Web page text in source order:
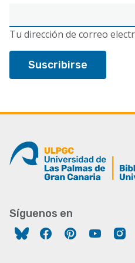
electrónico
Tu dirección de correo
Síguenos en
FacebookPinterestYouTube